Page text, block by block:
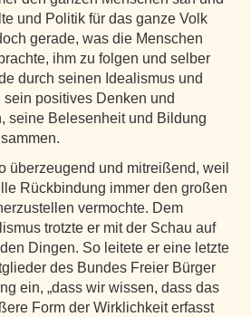
und Politik für das ganze Volk
gerade, was die Menschen
ihm zu folgen und selber
durch seinen Idealismus und
positives Denken und
seine Belesenheit und Bildung
überzeugend und mitreißend, weil
Rückbindung immer den großen
vermochte. Dem
trotzte er mit der Schau auf
Dingen. So leitete er eine letzte
des Bundes Freier Bürger
ein, „dass wir wissen, dass das
Form der Wirklichkeit erfasst